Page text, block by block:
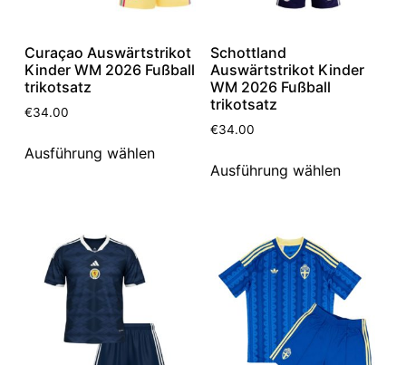
Curaçao Auswärtstrikot
Kinder WM 2026 Fußball
trikotsatz
€34.00
Ausführung wählen
Schottland
Auswärtstrikot Kinder
WM 2026 Fußball
trikotsatz
€34.00
Ausführung wählen